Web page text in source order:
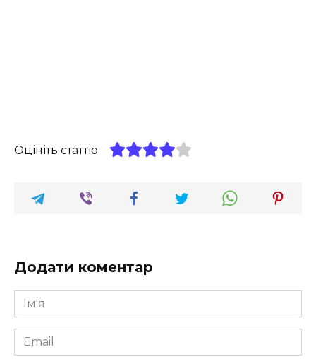
Оцініть статтю
Додати коментар
Ім'я
*
Email
*